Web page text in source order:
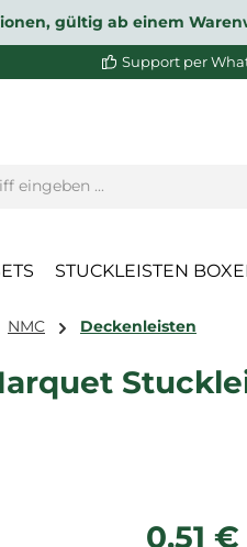
gültig ab einem
Support per
STUCKLEISTEN
NMC Deckenleisten
Regulärer
0,51 €